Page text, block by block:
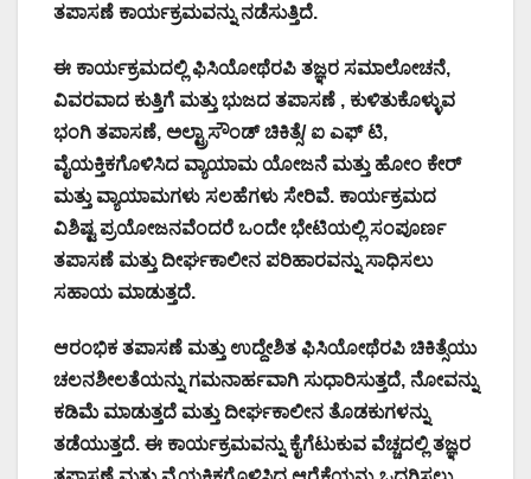
ತಪಾಸಣೆ ಕಾರ್ಯಕ್ರಮವನ್ನು ನಡೆಸುತ್ತಿದೆ.
ಈ ಕಾರ್ಯಕ್ರಮದಲ್ಲಿ ಫಿಸಿಯೋಥೆರಪಿ ತಜ್ಞರ ಸಮಾಲೋಚನೆ,
ವಿವರವಾದ ಕುತ್ತಿಗೆ ಮತ್ತು ಭುಜದ ತಪಾಸಣೆ , ಕುಳಿತುಕೊಳ್ಳುವ
ಭಂಗಿ ತಪಾಸಣೆ, ಅಲ್ಟ್ರಾಸೌಂಡ್ ಚಿಕಿತ್ಸೆ/ ಐ ಎಫ್ ಟಿ,
ವೈಯಕ್ತಿಕಗೊಳಿಸಿದ ವ್ಯಾಯಾಮ ಯೋಜನೆ ಮತ್ತು ಹೋಂ ಕೇರ್
ಮತ್ತು ವ್ಯಾಯಾಮಗಳು ಸಲಹೆಗಳು ಸೇರಿವೆ. ಕಾರ್ಯಕ್ರಮದ
ವಿಶಿಷ್ಟ ಪ್ರಯೋಜನವೆಂದರೆ ಒಂದೇ ಭೇಟಿಯಲ್ಲಿ ಸಂಪೂರ್ಣ
ತಪಾಸಣೆ ಮತ್ತು ದೀರ್ಘಕಾಲೀನ ಪರಿಹಾರವನ್ನು ಸಾಧಿಸಲು
ಸಹಾಯ ಮಾಡುತ್ತದೆ.
ಆರಂಭಿಕ ತಪಾಸಣೆ ಮತ್ತು ಉದ್ದೇಶಿತ ಫಿಸಿಯೋಥೆರಪಿ ಚಿಕಿತ್ಸೆಯು
ಚಲನಶೀಲತೆಯನ್ನು ಗಮನಾರ್ಹವಾಗಿ ಸುಧಾರಿಸುತ್ತದೆ, ನೋವನ್ನು
ಕಡಿಮೆ ಮಾಡುತ್ತದೆ ಮತ್ತು ದೀರ್ಘಕಾಲೀನ ತೊಡಕುಗಳನ್ನು
ತಡೆಯುತ್ತದೆ. ಈ ಕಾರ್ಯಕ್ರಮವನ್ನು ಕೈಗೆಟುಕುವ ವೆಚ್ಚದಲ್ಲಿ ತಜ್ಞರ